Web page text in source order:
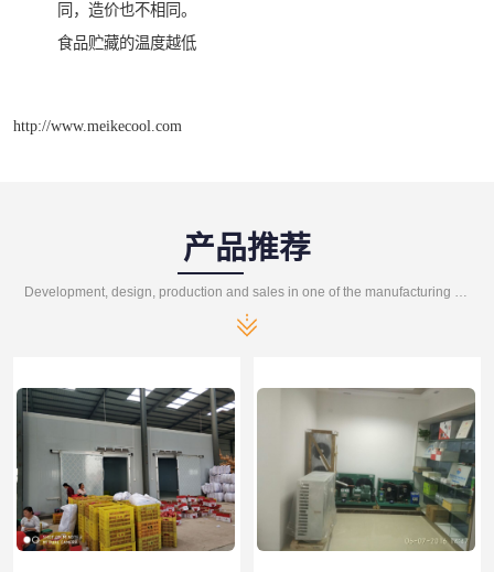
同，造价也不相同。
食品贮藏的温度越低
http://www.meikecool.com
产品推荐